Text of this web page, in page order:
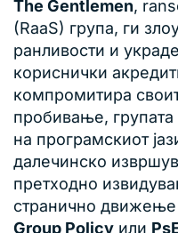
The Gentlemen,
(RaaS) група, ги
ранливости и
кориснички
компромитира
пробивање,
на програмскиот
далечинско
претходно
странично
Group Policy или